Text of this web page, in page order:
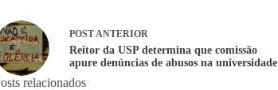
POSTANTERIOR
Reitor da USP determina que comissão
apure denúncias de abusos na universidade
relacionados